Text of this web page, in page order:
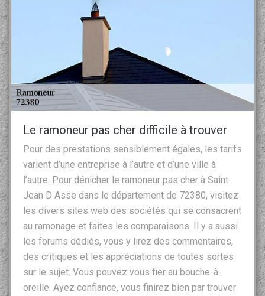
Le ramoneur pas cher difficile à trouver
Pour des prestations sensiblement égales, les tarifs
varient d’une entreprise à l’autre et d’une ville à
l’autre. Pour dénicher le ramoneur pas cher à Saint
Jean D Asse dans le département de 72380, visitez
les divers sites web des sociétés qui se consacrent
au ramonage et faites les comparaisons. Il y a aussi
les forums dédiés, vous y lirez des commentaires,
des critiques et les appréciations de toutes sortes
sur le sujet. Vous pouvez vous fier au bouche-à-
oreille. Ayez confiance, vous finirez bien par trouver